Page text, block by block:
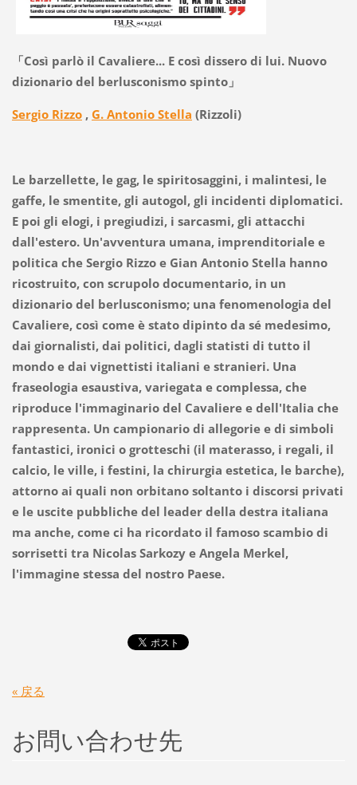
「Così parlò il Cavaliere... E così dissero di lui. Nuovo
dizionario del berlusconismo spinto」
Sergio Rizzo, G. Antonio Stella (Rizzoli)
Le barzellette, le gag, le spiritosaggini, i malintesi, le
gaffe, le smentite, gli autogol, gli incidenti diplomatici.
E poi gli elogi, i pregiudizi, i sarcasmi, gli attacchi
dall'estero. Un'avventura umana, imprenditoriale e
politica che Sergio Rizzo e Gian Antonio Stella hanno
ricostruito, con scrupolo documentario, in un
dizionario del berlusconismo; una fenomenologia del
Cavaliere, così come è stato dipinto da sé medesimo,
dai giornalisti, dai politici, dagli statisti di tutto il
mondo e dai vignettisti italiani e stranieri. Una
fraseologia esaustiva, variegata e complessa, che
riproduce l'immaginario del Cavaliere e dell'Italia che
rappresenta. Un campionario di allegorie e di simboli
fantastici, ironici o grotteschi (il materasso, i regali, il
calcio, le ville, i festini, la chirurgia estetica, le barche),
attorno ai quali non orbitano soltanto i discorsi privati
e le uscite pubbliche del leader della destra italiana
ma anche, come ci ha ricordato il famoso scambio di
sorrisetti tra Nicolas Sarkozy e Angela Merkel,
l'immagine stessa del nostro Paese.
« 戻る
お問い合わせ先